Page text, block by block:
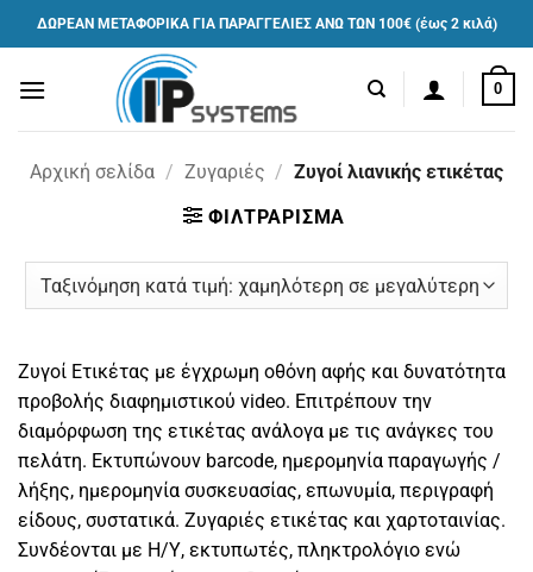
Μετάβαση
στο
ΔΩΡΕΑΝ ΜΕΤΑΦΟΡΙΚΑ ΓΙΑ ΠΑΡΑΓΓΕΛΙΕΣ ΑΝΩ ΤΩΝ 100€ (έως 2 κιλά)
0
Αρχική σελίδα / Ζυγαριές / Ζυγοί λιανικής ετικέτας
ΦΙΛΤΡΑΡΙΣΜΑ
Ζυγοί Ετικέτας με έγχρωμη οθόνη αφής και δυνατότητα
προβολής διαφημιστικού video. Επιτρέπουν την
διαμόρφωση της ετικέτας ανάλογα με τις ανάγκες του
πελάτη. Εκτυπώνουν barcode, ημερομηνία παραγωγής /
λήξης, ημερομηνία συσκευασίας, επωνυμία, περιγραφή
είδους, συστατικά. Ζυγαριές ετικέτας και χαρτοταινίας.
Συνδέονται με Η/Υ, εκτυπωτές, πληκτρολόγιο ενώ